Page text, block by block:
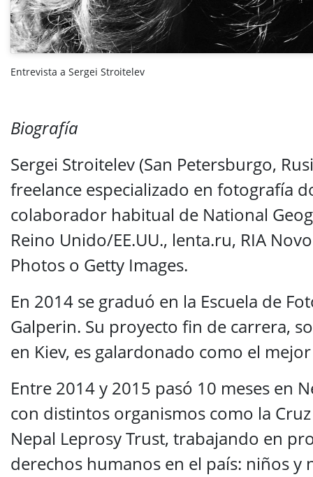
Entrevista a Sergei Stroitelev
Biografía
Sergei Stroitelev (San Petersburgo,
freelance especializado en fotografía
colaborador habitual de National
Reino Unido/EE.UU., lenta.ru, RIA
Photos o Getty Images.
En 2014 se graduó en la Escuela de
Galperin. Su proyecto fin de carrera,
en Kiev, es galardonado como el
Entre 2014 y 2015 pasó 10 meses en
con distintos organismos como la
Nepal Leprosy Trust, trabajando en
derechos humanos en el país: niños y